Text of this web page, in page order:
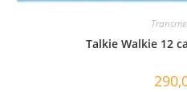
Talkie Walkie 12